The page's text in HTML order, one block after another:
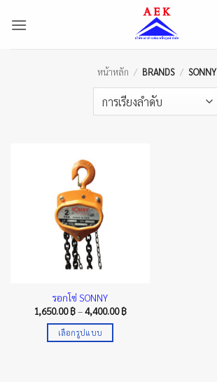
หน้าหลัก / BRANDS / SONNY
รอกโซ่ SONNY
1,650.00฿–4,400.00฿Price
เลือกรูปแบบ